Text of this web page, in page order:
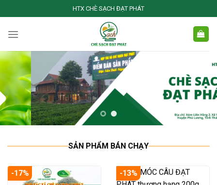
to
content
HTX CHÈ SẠCH ĐẠT PHÁT
SẢN PHẨM BÁN CHẠY
-17% -13%